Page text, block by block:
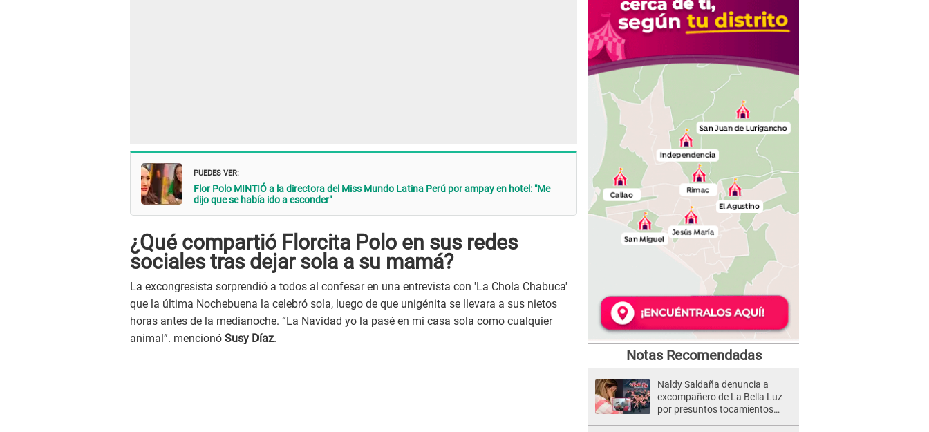
PUEDES VER:
Flor Polo MINTIÓ a la directora del Miss Mundo Latina Perú por ampay en hotel: "Me
dijo que se había ido a esconder"
¿Qué compartió Florcita Polo en sus redes
sociales tras dejar sola a su mamá?
La excongresista sorprendió a todos al confesar en una entrevista con 'La Chola Chabuca'
que la última Nochebuena la celebró sola, luego de que unigénita se llevara a sus nietos
horas antes de la medianoche. “La Navidad yo la pasé en mi casa sola como cualquier
animal”. mencionó Susy Díaz.
Notas Recomendadas
Naldy Saldaña denuncia a
excompañero de La Bella Luz
por presuntos tocamientos